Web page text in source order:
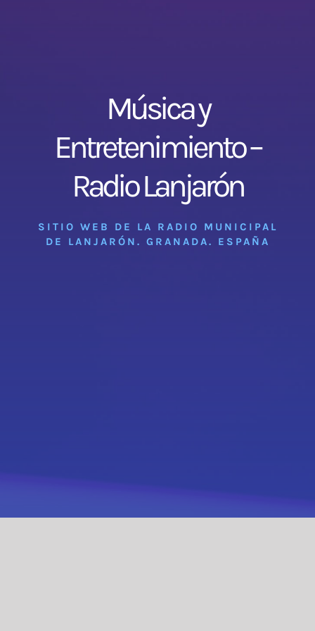
Música y
Entretenimiento –
Radio Lanjarón
SITIO WEB DE LA RADIO MUNICIPAL
DE LANJARÓN. GRANADA. ESPAÑA